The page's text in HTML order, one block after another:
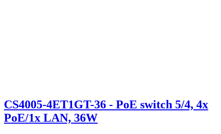
CS4005-4ET1GT-36 - PoE switch 5/4, 4x
PoE/1x LAN, 36W